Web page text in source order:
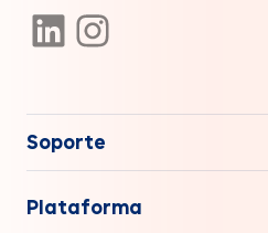
Soporte
Plataforma